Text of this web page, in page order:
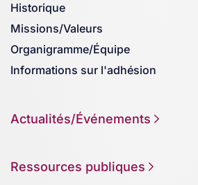
Historique
Missions/Valeurs
Organigramme/Équipe
Informations sur l'adhésion
Actualités/Événements
Ressources publiques